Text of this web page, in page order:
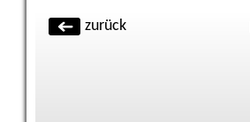
zurück